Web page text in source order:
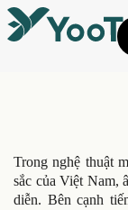
Trong nghệ thuật
sắc của Việt Nam,
diễn. Bên cạnh